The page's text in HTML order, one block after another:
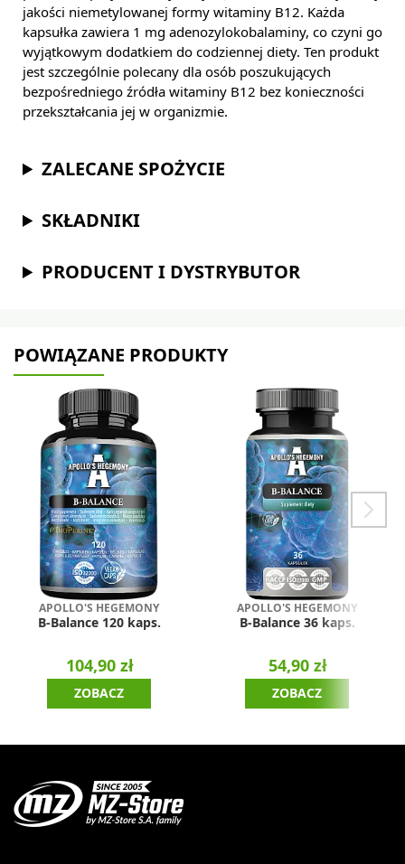
jakości niemetylowanej formy witaminy B12. Każda
kapsułka zawiera 1 mg adenozylokobalaminy, co czyni go
wyjątkowym dodatkiem do codziennej diety. Ten produkt
jest szczególnie polecany dla osób poszukujących
bezpośredniego źródła witaminy B12 bez konieczności
przekształcania jej w organizmie.
ZALECANE SPOŻYCIE
SKŁADNIKI
PRODUCENT I DYSTRYBUTOR
POWIĄZANE PRODUKTY
APOLLO'S HEGEMONY
B-Balance 120 kaps.
104,90 zł
ZOBACZ
APOLLO'S HEGEMONY
B-Balance 36 kaps.
54,90 zł
ZOBACZ